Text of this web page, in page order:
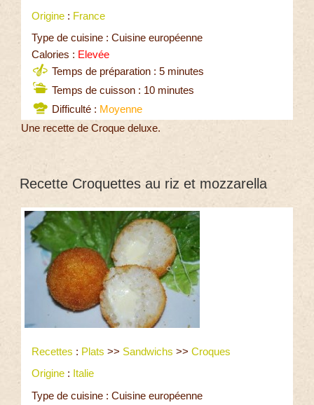
Origine : France
Type de cuisine : Cuisine européenne
Calories : Elevée
Temps de préparation : 5 minutes
Temps de cuisson : 10 minutes
Difficulté : Moyenne
Une recette de Croque deluxe.
Recette Croquettes au riz et mozzarella
Recettes : Plats >> Sandwichs >> Croques
Origine : Italie
Type de cuisine : Cuisine européenne